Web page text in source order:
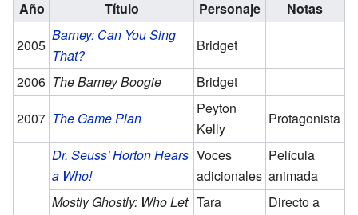
Año Título Personaje
Notas
2005
Barney: Can You Sing
That?
Bridget
2006 The Barney Boogie
Bridget
2007 The Game Plan
Peyton
Kelly
Protagonista
Dr. Seuss' Horton Hears
a Who!
Voces
adicionales
Película
animada
Mostly Ghostly: Who Let Tara
Directo a